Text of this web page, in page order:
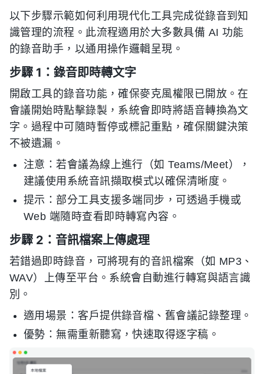
以下步驟示範如何利用現代化工具完成從錄音到知
識管理的流程。此流程適用於大多數具備 AI 功能
的錄音助手，以通用操作邏輯呈現。
步驟 1：錄音即時轉文字
開啟工具的錄音功能，確保麥克風權限已開放。在
會議開始時點擊錄製，系統會即時將語音轉換為文
字。過程中可隨時暫停或標記重點，確保關鍵決策
不被遺漏。
注意：若會議為線上進行（如 Teams/Meet），
建議使用系統音訊擷取模式以確保清晰度。
提示：部分工具支援多端同步，可透過手機或
Web 端隨時查看即時轉寫內容。
步驟 2：音訊檔案上傳處理
若錯過即時錄音，可將現有的音訊檔案（如 MP3、
WAV）上傳至平台。系統會自動進行轉寫與語言識
別。
適用場景：客戶提供錄音檔、舊會議記錄整理。
優勢：無需重新聽寫，快速取得逐字稿。